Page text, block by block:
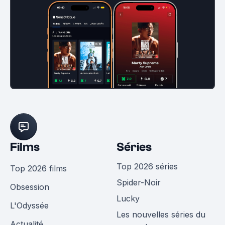
Films
Top 2026 films
Obsession
L'Odyssée
Séries
Top 2026 séries
Spider-Noir
Lucky
Les nouvelles séries du